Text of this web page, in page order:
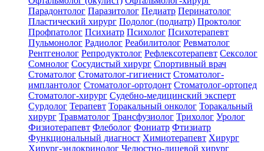
Парадонтолог Паразитолог Педиатр Перинатолог
Пластический хирург Подолог (подиатр) Проктолог
Профпатолог Психиатр Психолог Психотерапевт
Пульмонолог Радиолог Реабилитолог Ревматолог
Рентгенолог Репродуктолог Рефлексотерапевт Сексолог
Сомнолог Сосудистый хирург Спортивный врач
Стоматолог Стоматолог-гигиенист Стоматолог-
имплантолог Стоматолог-ортодонт Стоматолог-ортопед
Стоматолог-хирург Судебно-медицинский эксперт
Сурдолог Терапевт Торакальный онколог Торакальный
хирург Травматолог Трансфузиолог Трихолог Уролог
Физиотерапевт Флеболог Фониатр Фтизиатр
Функциональный диагност Химиотерапевт Хирург
Хирург-эндокринолог Челюстно-лицевой хирург